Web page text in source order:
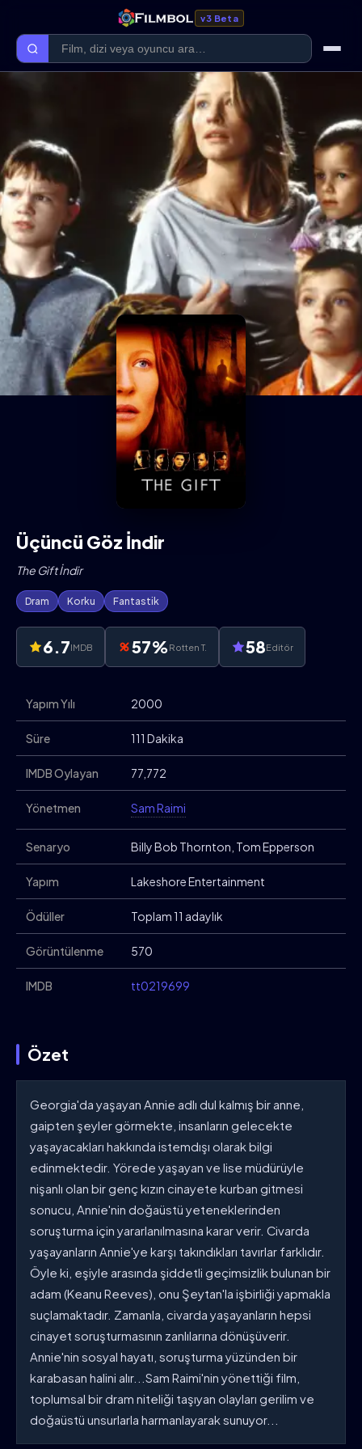
v3 Beta
Kategoriler
Kaliteler
Film Kategorileri
Dizi Kategorileri
Üçüncü Göz İndir
The Gift İndir
Dram Korku Fantastik
6.7IMDB 57%Rotten T. 58Editör
Yapım Yılı 2000
Süre 111 Dakika
IMDB Oylayan 77,772
Yönetmen Sam Raimi
Senaryo Billy Bob Thornton, Tom Epperson
Yapım Lakeshore Entertainment
Ödüller Toplam 11 adaylık
Görüntülenme 570
IMDB tt0219699
Özet
Georgia'da yaşayan Annie adlı dul kalmış bir anne,
gaipten şeyler görmekte, insanların gelecekte
yaşayacakları hakkında istemdışı olarak bilgi
edinmektedir. Yörede yaşayan ve lise müdürüyle
nişanlı olan bir genç kızın cinayete kurban gitmesi
sonucu, Annie'nin doğaüstü yeteneklerinden
soruşturma için yararlanılmasına karar verir. Civarda
yaşayanların Annie'ye karşı takındıkları tavırlar farklıdır.
Öyle ki, eşiyle arasında şiddetli geçimsizlik bulunan bir
adam (Keanu Reeves), onu Şeytan'la işbirliği yapmakla
suçlamaktadır. Zamanla, civarda yaşayanların hepsi
cinayet soruşturmasının zanlılarına dönüşüverir.
Annie'nin sosyal hayatı, soruşturma yüzünden bir
karabasan halini alır...Sam Raimi'nin yönettiği film,
toplumsal bir dram niteliği taşıyan olayları gerilim ve
doğaüstü unsurlarla harmanlayarak sunuyor...